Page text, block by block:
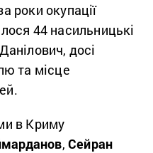
роки окупації
44 насильницькі
досі
та місце
в Криму
,Сейран